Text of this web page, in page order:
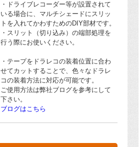
・ドライブレコーダー等が設置されて
いる場合に、マルチシェードにスリッ
トを入れてかわすためのDIY部材です。
・スリット（切り込み）の端部処理を
行う際にお使いください。
・テープをドラレコの装着位置に合わ
せてカットすることで、色々なドラレ
コの装着方法に対応が可能です。
ご使用方法は弊社ブログを参考にして
下さい。
ブログはこちら